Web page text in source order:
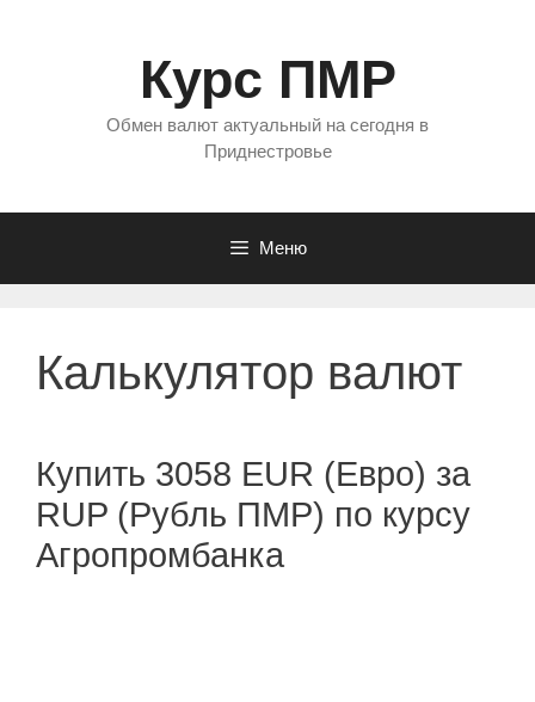
Курс ПМР
Обмен валют актуальный на сегодня в
Приднестровье
Меню
Калькулятор валют
Купить 3058 EUR (Евро) за
RUP (Рубль ПМР) по курсу
Агропромбанка